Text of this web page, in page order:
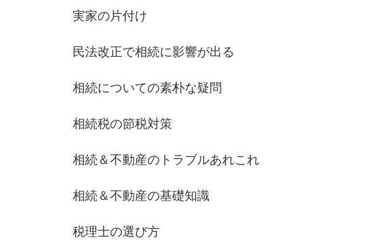
実家の片付け
民法改正で相続に影響が出る
相続についての素朴な疑問
相続税の節税対策
相続＆不動産のトラブルあれこれ
相続＆不動産の基礎知識
税理士の選び方